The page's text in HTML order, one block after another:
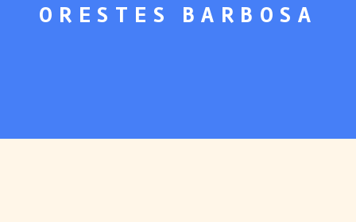
ORESTES BARBOSA